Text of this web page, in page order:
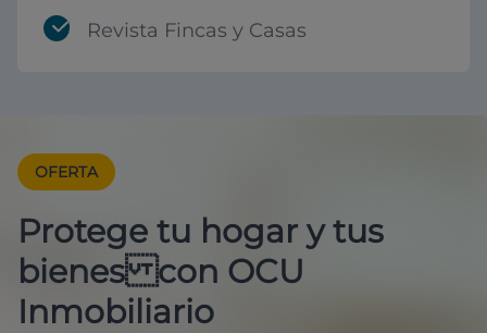
Revista Fincas y Casas
OFERTA
Protege tu hogar y tus
bienes con OCU
Inmobiliario